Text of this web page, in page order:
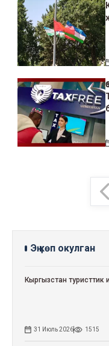
Эң көп окулган
Кыргызстан туристтик
31 Июль 2026 1515